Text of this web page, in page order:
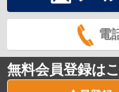
電
無料会員登録は